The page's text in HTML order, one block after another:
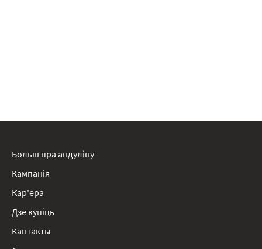
Больш пра андуліну
Кампанія
Кар'ера
Дзе купіць
Кантакты